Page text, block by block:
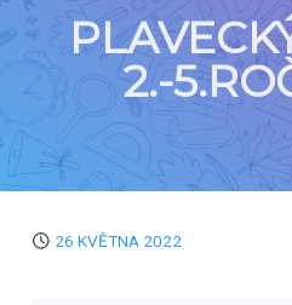
2.-
26 KVĚTNA 2022